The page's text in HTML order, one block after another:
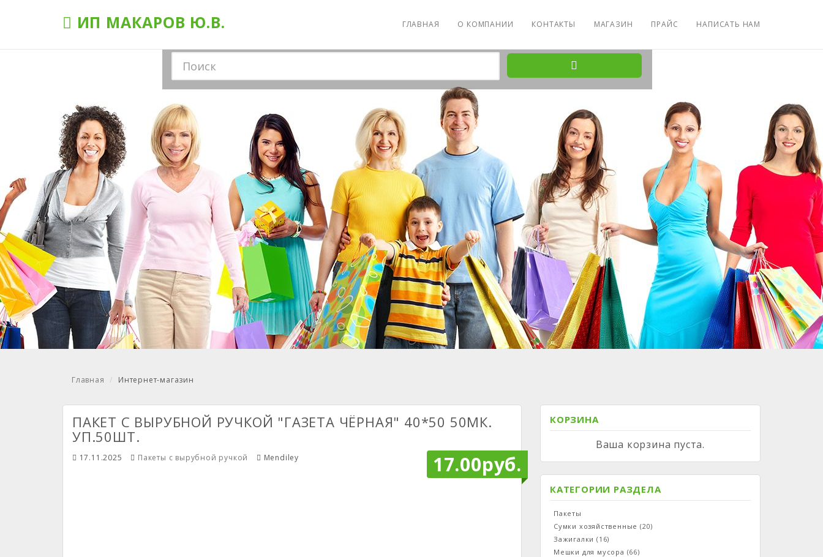
ИП МАКАРОВ Ю.В. ГЛАВНАЯ О КОМПАНИИ КОНТАКТЫ МАГАЗИН ПРАЙС НАПИСАТЬ НАМ
Главная Интернет-магазин
17.00руб.
ПАКЕТ С ВЫРУБНОЙ РУЧКОЙ "ГАЗЕТА ЧЁРНАЯ" 40*50 50МК.
УП.50ШТ.
17.11.2025 Пакеты с вырубной ручкой Mendiley
КОРЗИНА
Ваша корзина пуста.
КАТЕГОРИИ РАЗДЕЛА
Пакеты
Сумки хозяйственные (20)
Зажигалки (16)
Мешки для мусора (66)